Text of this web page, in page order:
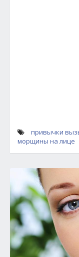
привычки
морщины на лице